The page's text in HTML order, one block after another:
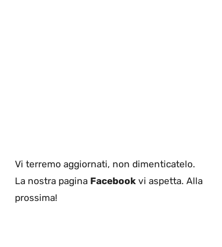
Vi terremo aggiornati, non dimenticatelo.
La nostra pagina Facebook vi aspetta. Alla
prossima!